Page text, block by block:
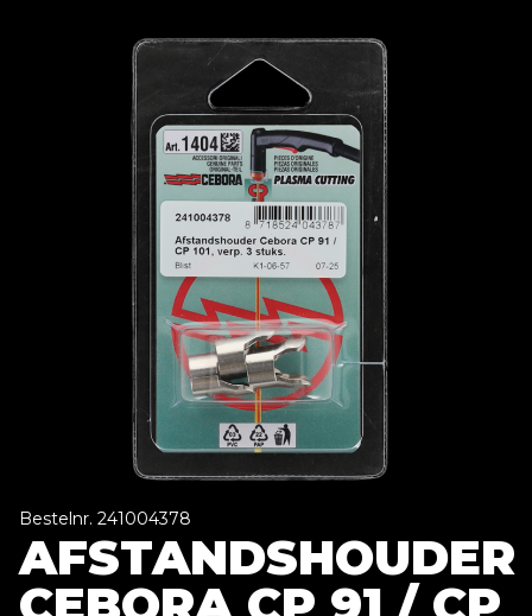
Bestelnr. 241004378
AFSTANDSHOUDER